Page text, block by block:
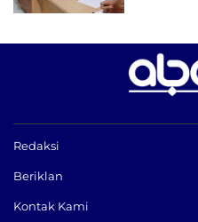
Redaksi
Beriklan
Kontak Kami